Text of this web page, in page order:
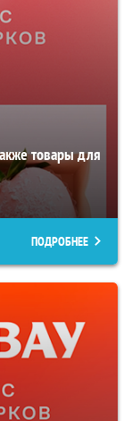
товары для
ПОДРОБНЕЕ